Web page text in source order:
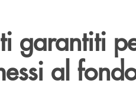
garantiti
al